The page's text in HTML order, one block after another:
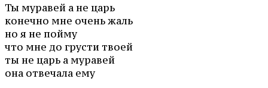
Ты муравей а не царь
конечно мне очень жаль
но я не пойму
что мне до грусти твоей
ты не царь а муравей
она отвечала ему